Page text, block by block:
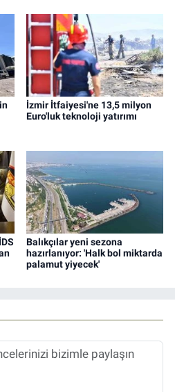
İzmir İtfaiyesi'ne 13,5 milyon
Euro'luk teknoloji yatırımı
Balıkçılar yeni sezona
hazırlanıyor: 'Halk bol miktarda
palamut yiyecek'